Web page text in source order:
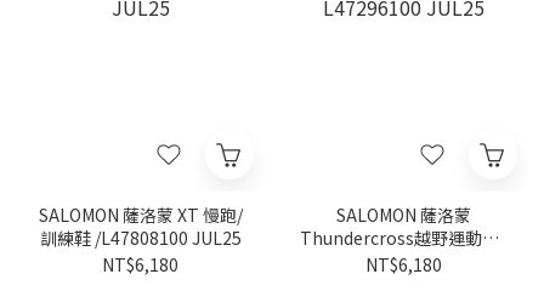
SALOMON 薩洛蒙 XT 慢跑/
訓練鞋 /L47808100 JUL25
NT$6,180
SALOMON 薩洛蒙
Thundercross越野運動鞋 /
L47296100 JUL25
NT$6,180